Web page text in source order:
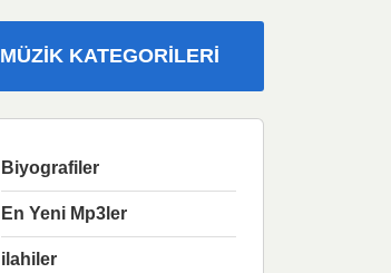
MÜZIK KATEGORILERI
Biyografiler
En Yeni Mp3ler
ilahiler